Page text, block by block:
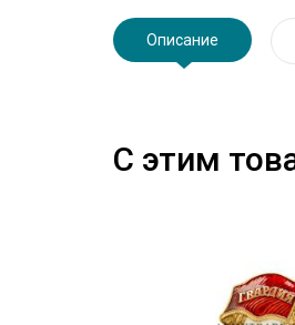
Описание
С этим